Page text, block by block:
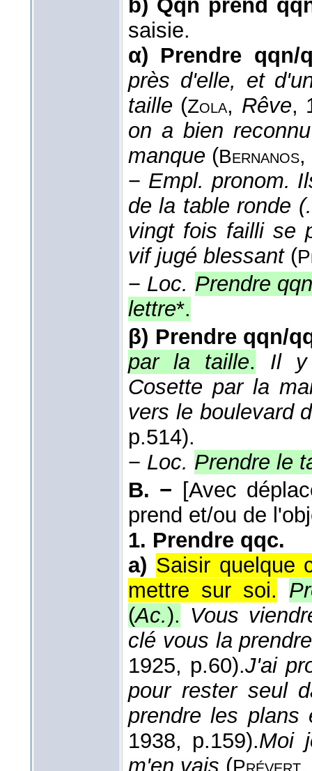
b) Qqn prend
saisie.
α) Prendre qqn/
près d'elle, et
taille (Zola, Rêve,
on a bien
manque (Bernanos,
− Empl. pronom.
de la table ronde
vingt fois failli se
vif jugé blessant(
− Loc. Prendre
lettre*.
β) Prendre qqn/
par la taille.
Il y
Cosette par la
vers le boulevard
p.514).
− Loc. Prendre le
B. − [Avec
prend et/ou de
1. Prendre qqc.
a) Saisir quelque
mettre sur soi.
(Ac.). Vous
clé vous la
1925, p.60).J'ai
pour rester seul
prendre les plans
1938, p.159).Moi
m'en vais (Prévert